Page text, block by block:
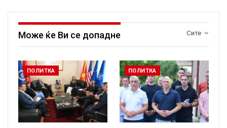
Сите
Може ќе Ви се допадне
ПОЛИТКА ПОЛИТКА